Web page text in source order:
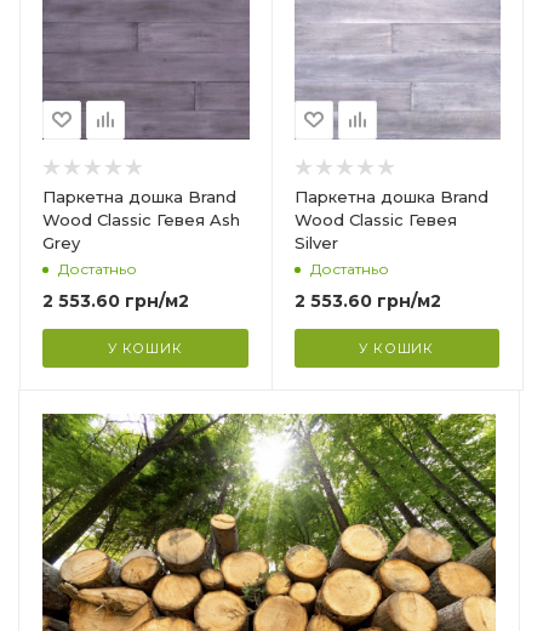
Паркетна дошка Brand
Wood Classic Гевея Ash
Grey
Достатньо
2 553.60 грн/м2
У КОШИК
Classic (Гладка)
Тип структури
Тришарова
Товщина
127 мм
1000 мм
Фаска
Паркетна дошка Brand
Wood Classic Гевея
Silver
Достатньо
2 553.60грн/м2
У КОШИК